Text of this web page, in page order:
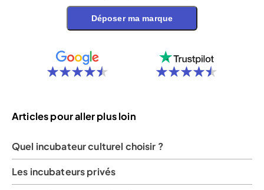
Déposer ma marque
Articles pour aller plus loin
Quel incubateur culturel choisir ?
Les incubateurs privés